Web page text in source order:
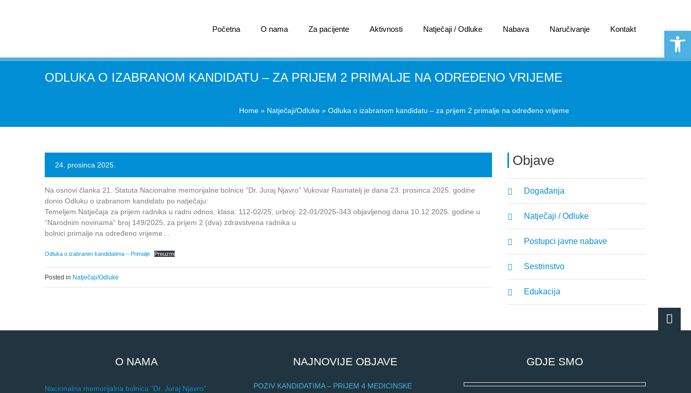
Početna O nama Za pacijente Aktivnosti Natječaji / Odluke Nabava Naručivanje Kontakt
ODLUKA O IZABRANOM KANDIDATU – ZA PRIJEM 2 PRIMALJE NA ODREĐENO VRIJEME
Home » Natječaji/Odluke » Odluka o izabranom kandidatu – za prijem 2 primalje na određeno vrijeme
Objave
Događanja
Natječaji / Odluke
Postupci javne nabave
Sestrinstvo
Edukacija
24. prosinca 2025.
Na osnovi članka 21. Statuta Nacionalne memorijalne bolnice “Dr. Juraj Njavro” Vukovar Ravnatelj je dana 23. prosinca 2025. godine
donio Odluku o izabranom kandidatu po natječaju:
Temeljem Natječaja za prijem radnika u radni odnos, klasa: 112-02/25, urbroj: 22-01/2025-343 objavljenog dana 10.12.2025. godine u
“Narodnim novinama” broj 149/2025, za prijem 2 (dva) zdravstvena radnika u
bolnici primalje na određeno vrijeme…
Odluka o izabranim kandidatima – Primalje Preuzmi
Posted in Natječaji/Odluke
O NAMA
Nacionalna memorijalna bolnica "Dr. Juraj Njavro"
NAJNOVIJE OBJAVE
POZIV KANDIDATIMA – PRIJEM 4 MEDICINSKE
GDJE SMO